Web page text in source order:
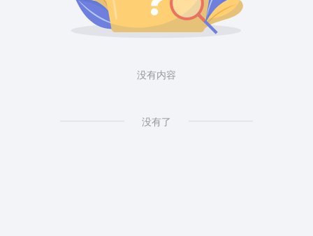
没有内容
没有了